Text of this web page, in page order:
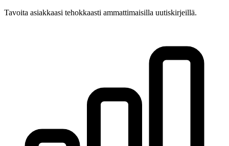
Tavoita asiakkaasi tehokkaasti ammattimaisilla uutiskirjeillä.